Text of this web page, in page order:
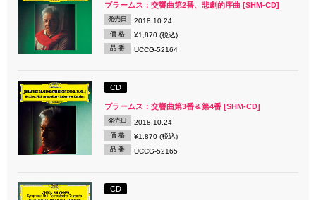
ブラームス：交響曲第2番、悲劇的序曲 [SHM-CD]
発売日 2018.10.24
価 格 ¥1,870 (税込)
品 番 UCCG-52164
CD
ブラームス：交響曲第3番＆第4番 [SHM-CD]
発売日 2018.10.24
価 格 ¥1,870 (税込)
品 番 UCCG-52165
CD